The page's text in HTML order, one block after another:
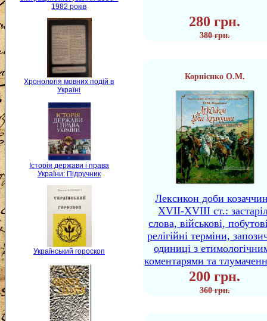
1982 років
Хронологія мовних подій в
Україні
Історія держави і права
України: Підручник
Український гороскоп
280 грн.
380 грн.
Корнієнко О.М.
Лексикон доби
XVII-XVIII ст.:
слова, військові,
релігійні терміни,
одиниці з
коментарями та
200 грн.
360 грн.